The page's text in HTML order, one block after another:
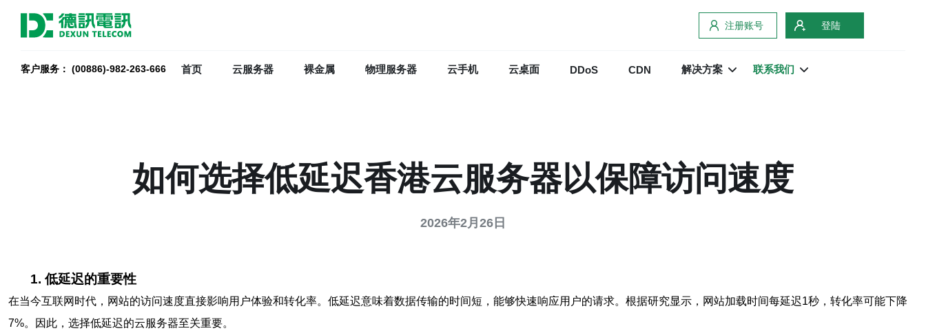
注册账号 登陆
客户服务： (00886)-982-263-666 首页 云服务器 裸金属 物理服务器 云手机 云桌面 DDoS CDN 解决方案 联系我们
如何选择低延迟香港云服务器以保障访问速度
2026年2月26日
1. 低延迟的重要性
在当今互联网时代，网站的访问速度直接影响用户体验和转化率。低延迟意味着数据传输的时间短，能够快速响应用户的请求。根据研究显示，网站加载时间每延迟1秒，转化率可能下降
7%。因此，选择低延迟的云服务器至关重要。